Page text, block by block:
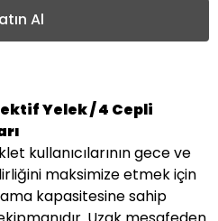
Al
Yelek / 4 Cepli
kullanıcılarının gece ve
maksimize etmek için
kapasitesine sahip